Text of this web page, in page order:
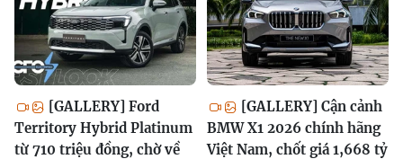
[GALLERY] Ford
Territory Hybrid Platinum
từ 710 triệu đồng, chờ về
[GALLERY] Cận cảnh
BMW X1 2026 chính hãng
Việt Nam, chốt giá 1,668 tỷ